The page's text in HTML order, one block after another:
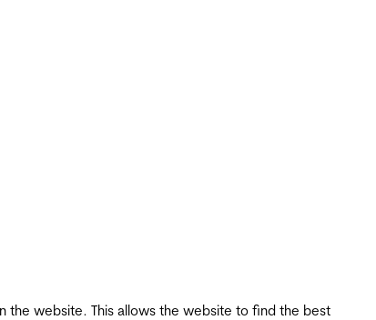
the website. This allows the website to find the best